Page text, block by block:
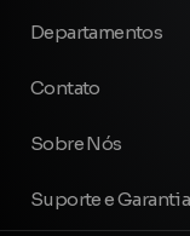
Departamentos
Contato
Sobre Nós
Suporte e Garantia